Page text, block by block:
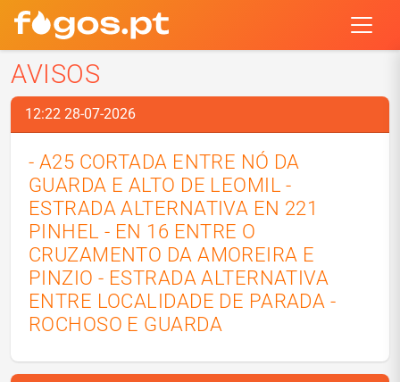
AVISOS
12:22 28-07-2026
- A25 CORTADA ENTRE NÓ DA
GUARDA E ALTO DE LEOMIL -
ESTRADA ALTERNATIVA EN 221
PINHEL - EN 16 ENTRE O
CRUZAMENTO DA AMOREIRA E
PINZIO - ESTRADA ALTERNATIVA
ENTRE LOCALIDADE DE PARADA -
ROCHOSO E GUARDA